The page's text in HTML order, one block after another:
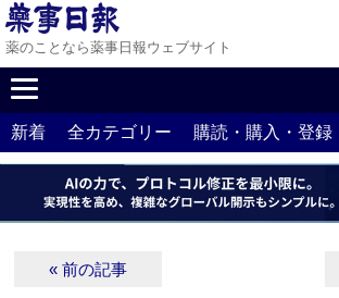
薬のことなら薬事日報ウェブサイト
新着 全カテゴリー 購読・購入・登録
« 前の記事